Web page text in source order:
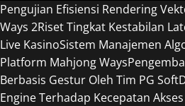
Pengujian Efisiensi Rendering
Ways 2Riset Tingkat Kestabilan
Live KasinoSistem Manajemen
Platform Mahjong Ways
Berbasis Gestur Oleh Tim PG Soft
Engine Terhadap Kecepatan